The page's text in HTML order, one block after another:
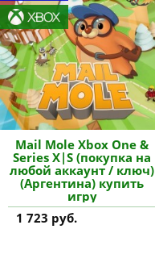
Mail Mole Xbox One &
Series X|S (покупка на
любой аккаунт / ключ)
(Аргентина) купить
игру
1 723 руб.